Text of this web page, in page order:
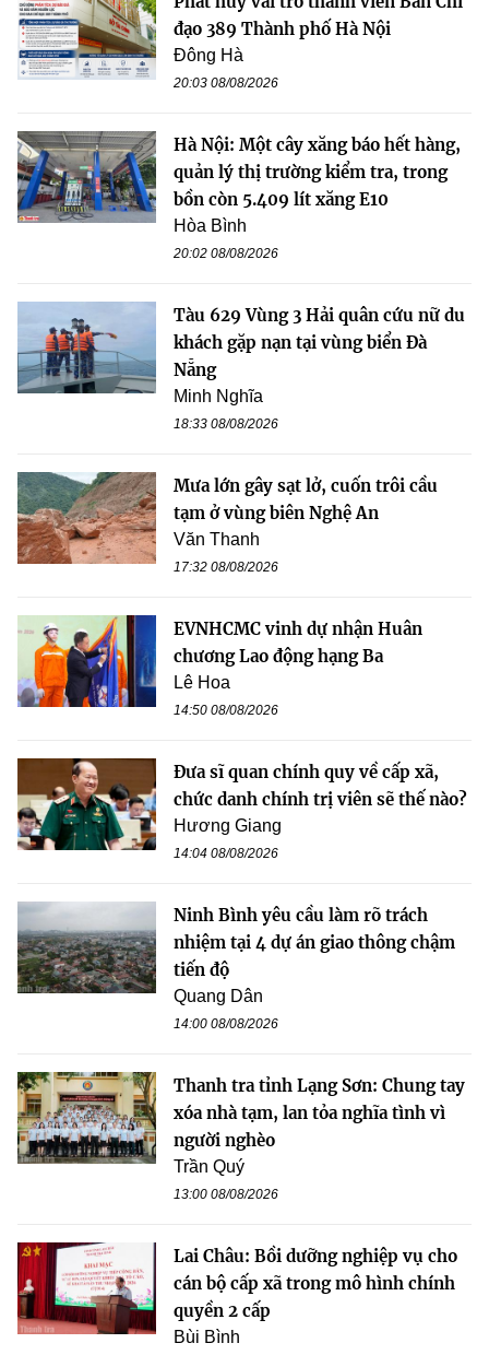
đạo 389 Thành phố Hà Nội
Đông Hà
20:03 08/08/2026
Hà Nội: Một cây xăng báo hết hàng,
quản lý thị trường kiểm tra, trong
bồn còn 5.409 lít xăng E10
Hòa Bình
20:02 08/08/2026
Tàu 629 Vùng 3 Hải quân cứu nữ du
khách gặp nạn tại vùng biển Đà
Nẵng
Minh Nghĩa
18:33 08/08/2026
Mưa lớn gây sạt lở, cuốn trôi cầu
tạm ở vùng biên Nghệ An
Văn Thanh
17:32 08/08/2026
EVNHCMC vinh dự nhận Huân
chương Lao động hạng Ba
Lê Hoa
14:50 08/08/2026
Đưa sĩ quan chính quy về cấp xã,
chức danh chính trị viên sẽ thế nào?
Hương Giang
14:04 08/08/2026
Ninh Bình yêu cầu làm rõ trách
nhiệm tại 4 dự án giao thông chậm
tiến độ
Quang Dân
14:00 08/08/2026
Thanh tra tỉnh Lạng Sơn: Chung tay
xóa nhà tạm, lan tỏa nghĩa tình vì
người nghèo
Trần Quý
13:00 08/08/2026
Lai Châu: Bồi dưỡng nghiệp vụ cho
cán bộ cấp xã trong mô hình chính
quyền 2 cấp
Bùi Bình